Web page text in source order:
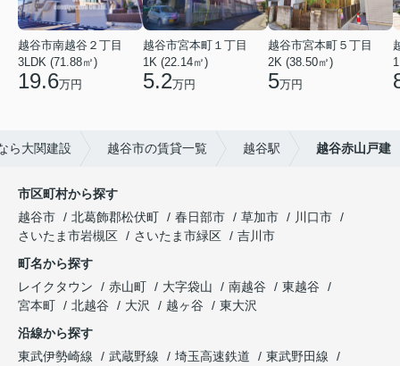
越谷市南越谷２丁目
3LDK (71.88㎡)
19.6万円
越谷市宮本町１丁目
1K (22.14㎡)
5.2万円
越谷市宮本町５丁目
2K (38.50㎡)
5万円
ら大関建設 越谷市の賃貸一覧 越谷駅 越谷赤山戸建
市区町村から探す
越谷市
北葛飾郡松伏町 春日部市 草加市
川口市
さいたま市岩槻区
さいたま市緑区
吉川市
町名から探す
レイクタウン
赤山町 大字袋山 南越谷
東越谷
宮本町
北越谷 大沢 越ヶ谷
東大沢
沿線から探す
東武伊勢崎線
武蔵野線 埼玉高速鉄道
東武野田線